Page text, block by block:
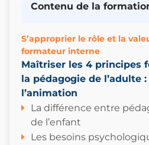
Contenu de la
S’approprier le rôle et la
formateur interne
Maîtriser les 4 principes
la pédagogie de l’adulte
l’animation
La différence entre
de l’enfant
Les besoins